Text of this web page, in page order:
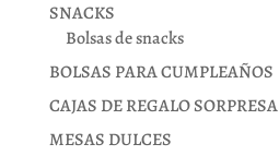
SNACKS
Bolsas de snacks
BOLSAS PARA CUMPLEAÑOS
CAJAS DE REGALO SORPRESA
MESAS DULCES